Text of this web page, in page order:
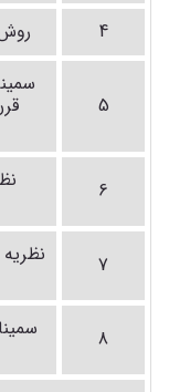
4
5
6
7
8